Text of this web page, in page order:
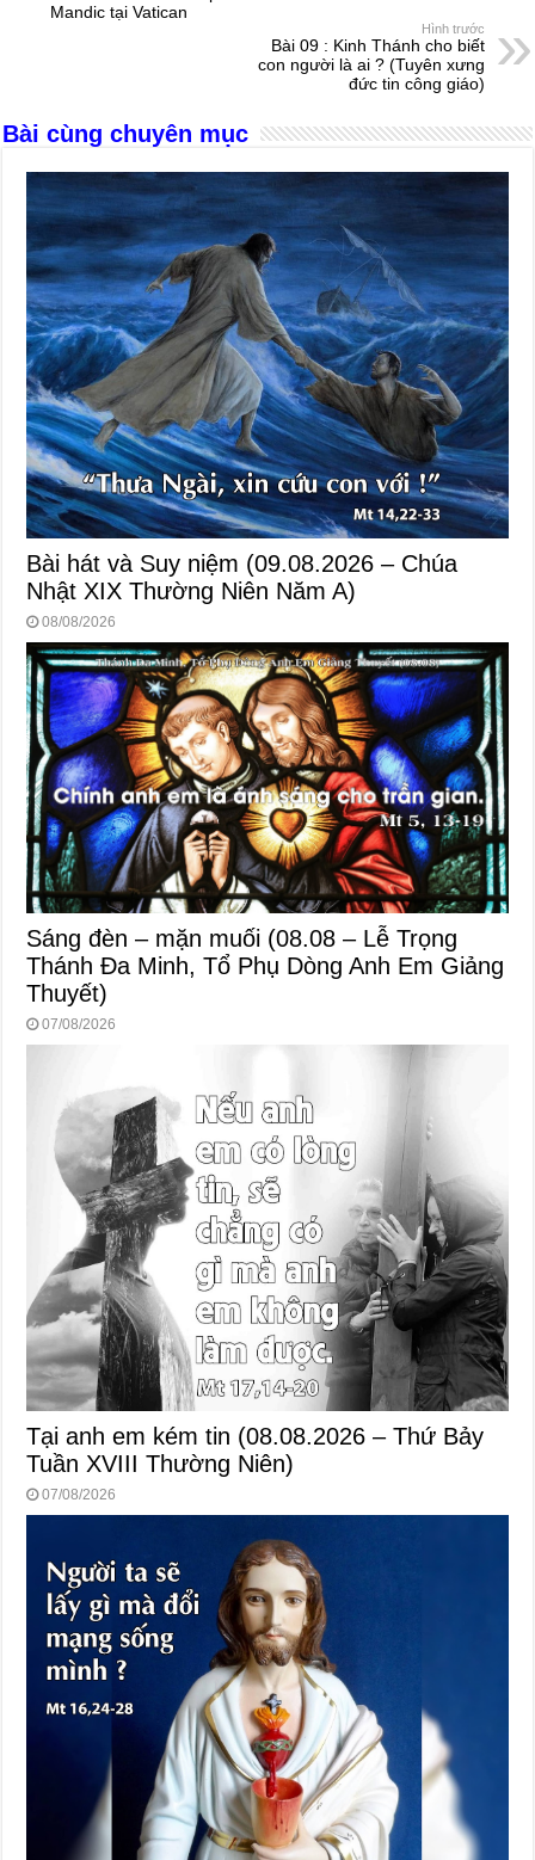
o
g
p
Mandic tại Vatican
Hình trước
Bài 09 : Kinh Thánh cho biết
con người là ai ? (Tuyên xưng
đức tin công giáo)
Bài cùng chuyên mục
Bài hát và Suy niệm (09.08.2026 – Chúa
Nhật XIX Thường Niên Năm A)
08/08/2026
Sáng đèn – mặn muối (08.08 – Lễ Trọng
Thánh Đa Minh, Tổ Phụ Dòng Anh Em Giảng
Thuyết)
07/08/2026
Tại anh em kém tin (08.08.2026 – Thứ Bảy
Tuần XVIII Thường Niên)
07/08/2026